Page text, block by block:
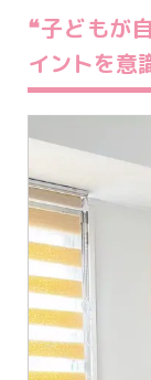
❝子どもが
イントを意